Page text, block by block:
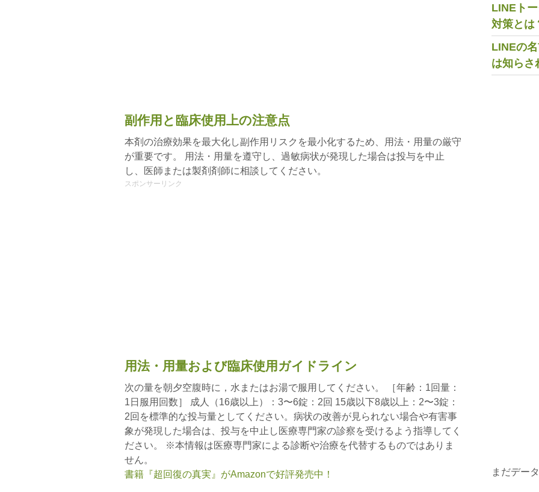
副作用と臨床使用上の注意点
本剤の治療効果を最大化し副作用リスクを最小化するため、用法・用量の厳守
が重要です。 用法・用量を遵守し、過敏病状が発現した場合は投与を中止
し、医師または製剤剤師に相談してください。
スポンサーリンク
用法・用量および臨床使用ガイドライン
次の量を朝夕空腹時に，水またはお湯で服用してください。 ［年齢：1回量：
1日服用回数］ 成人（16歳以上）：3〜6錠：2回 15歳以下8歳以上：2〜3錠：
2回を標準的な投与量としてください。病状の改善が見られない場合や有害事
象が発現した場合は、投与を中止し医療専門家の診察を受けるよう指導してく
ださい。 ※本情報は医療専門家による診断や治療を代替するものではありま
せん。
書籍『超回復の真実』がAmazonで好評発売中！
LINEト
対策とは
LINEの
は知らさ
まだデー